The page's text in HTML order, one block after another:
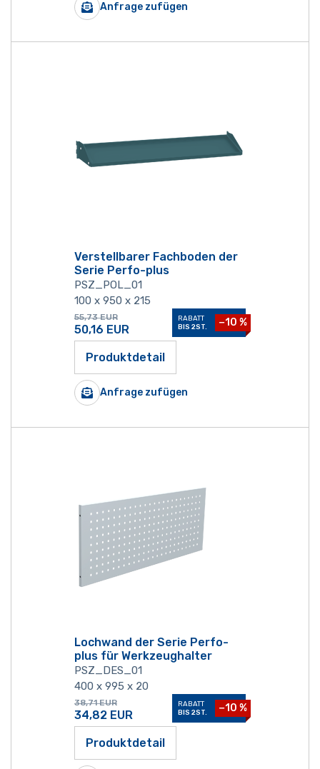
Anfrage zufügen
Verstellbarer Fachboden der
Serie Perfo-plus
PSZ_POL_01
100 x 950 x 215
55,73 EUR
50,16 EUR
RABATT
BIS 2ST.
−10 %
Produktdetail
Anfrage zufügen
Lochwand der Serie Perfo-
plus für Werkzeughalter
PSZ_DES_01
400 x 995 x 20
38,71 EUR
34,82 EUR
RABATT
BIS 2ST.
−10 %
Produktdetail